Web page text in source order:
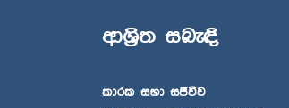
ආශ්‍රිත සබැඳි
කාරක සභා සජීවීව